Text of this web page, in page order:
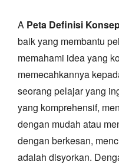
A Peta Definisi
baik yang membantu
memahami idea yang
memecahkannya
seorang pelajar yang
yang komprehensif,
dengan mudah atau
dengan berkesan,
adalah disyorkan.